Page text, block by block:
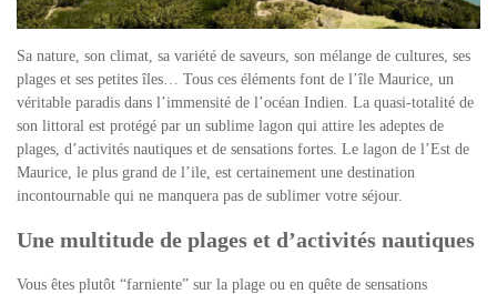
Sa nature, son climat, sa variété de saveurs, son mélange de cultures, ses
plages et ses petites îles… Tous ces éléments font de l’île Maurice, un
véritable paradis dans l’immensité de l’océan Indien. La quasi-totalité de
son littoral est protégé par un sublime lagon qui attire les adeptes de
plages, d’activités nautiques et de sensations fortes. Le lagon de l’Est de
Maurice, le plus grand de l’ile, est certainement une destination
incontournable qui ne manquera pas de sublimer votre séjour.
Une multitude de plages et d’activités nautiques
Vous êtes plutôt “farniente” sur la plage ou en quête de sensations